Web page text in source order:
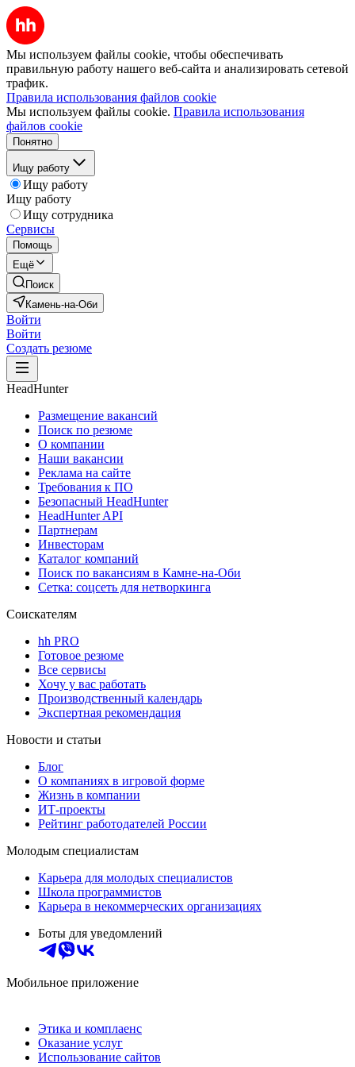
Мы используем файлы cookie, чтобы обеспечивать
правильную работу нашего веб-сайта и анализировать сетевой
трафик.
Правила использования файлов cookie
Мы используем файлы cookie. Правила использования
файлов cookie
Понятно
Ищу работу
Ищу работу
Ищу работу
Ищу сотрудника
Сервисы
Помощь
Ещё
Поиск
Камень-на-Оби
Войти
Войти
Создать резюме
HeadHunter
Размещение вакансий
Поиск по резюме
О компании
Наши вакансии
Реклама на сайте
Требования к ПО
Безопасный HeadHunter
HeadHunter API
Партнерам
Инвесторам
Каталог компаний
Поиск по вакансиям в Камне-на-Оби
Сетка: соцсеть для нетворкинга
Соискателям
hh PRO
Готовое резюме
Все сервисы
Хочу у вас работать
Производственный календарь
Экспертная рекомендация
Новости и статьи
Блог
О компаниях в игровой форме
Жизнь в компании
ИТ-проекты
Рейтинг работодателей России
Молодым специалистам
Карьера для молодых специалистов
Школа программистов
Карьера в некоммерческих организациях
Боты для уведомлений
Мобильное приложение
Этика и комплаенс
Оказание услуг
Использование сайтов